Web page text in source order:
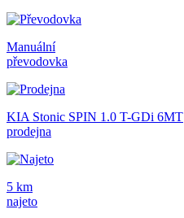
Manuální
převodovka
KIA Stonic SPIN 1.0 T-GDi 6MT
prodejna
5 km
najeto